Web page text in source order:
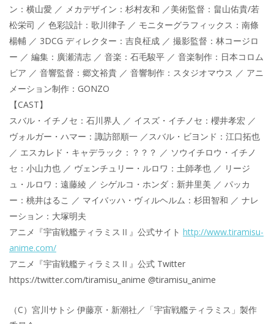
ン：横山愛 ／ メカデザイン：杉村友和 ／美術監督：畠山佑貴/若
松栄司 ／ 色彩設計：歌川律子 ／ モニターグラフィックス：南條
楊輔 ／ 3DCG ディレクター：吉良柾成 ／ 撮影監督：林コージロ
ー ／ 編集：廣瀬清志 ／ 音楽：石毛駿平 ／ 音楽制作：日本コロム
ビア ／ 音響監督：郷文裕貴 ／ 音響制作：スタジオマウス ／ アニ
メーション制作：GONZO
【CAST】
スバル・イチノセ：石川界人 ／ イスズ・イチノセ：櫻井孝宏 ／
ヴォルガー・ハマー：諏訪部順一 ／スバル・ビヨンド：江口拓也
／ エスカレド・キャデラック：？？？ ／ ソウイチロウ・イチノ
セ：小山力也 ／ ヴェンチュリー・ルロワ：土師孝也 ／ リージ
ュ・ルロワ：遠藤綾 ／ シゲルコ・ホンダ：新井里美 ／ パッカ
ー：桃井はるこ ／ マイバッハ・ヴィルヘルム：杉田智和 ／ ナレ
ーション：大塚明夫
アニメ『宇宙戦艦ティラミスⅡ』公式サイト http://www.tiramisu-
anime.com/
アニメ『宇宙戦艦ティラミスⅡ』公式 Twitter
https://twitter.com/tiramisu_anime @tiramisu_anime
（C）宮川サトシ 伊藤亰・新潮社／「宇宙戦艦ティラミス」製作